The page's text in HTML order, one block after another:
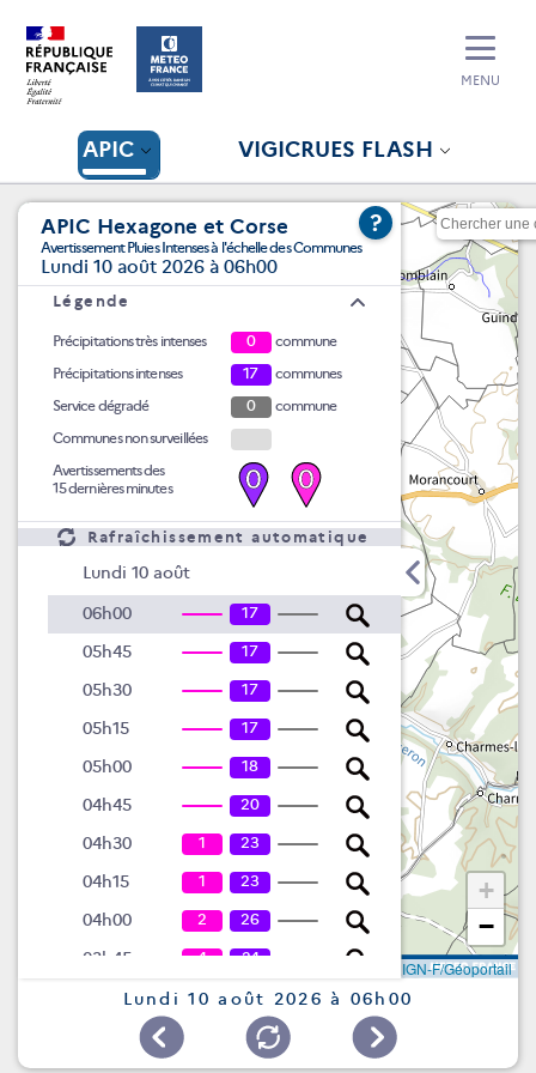
APIC VIGICRUES FLASH
MENU
APIC Hexagone et Corse
Avertissement Pluies Intenses à l'échelle des Communes
Lundi 10 août 2026 à 06h00
?
Légende
Précipitations très intenses 0
commune
Précipitations intenses
17
communes
Service dégradé
0
commune
Communes non surveillées
Avertissements des
15 dernières minutes
0 0
Rafraîchissement automatique
Lundi 10 août
06h00 17
05h45 17
05h30 17
05h15 17
05h00 18
04h45 20
04h30 1 23
04h15 1 23
04h00 2 26
03h45 4 24
03h30 8 23
23
+
−
IGN-F/Géoportail
Lundi 10 août 2026 à 06h00